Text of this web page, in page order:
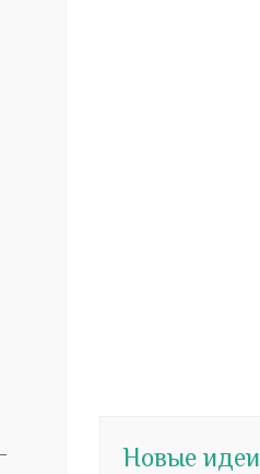
Новые идеи